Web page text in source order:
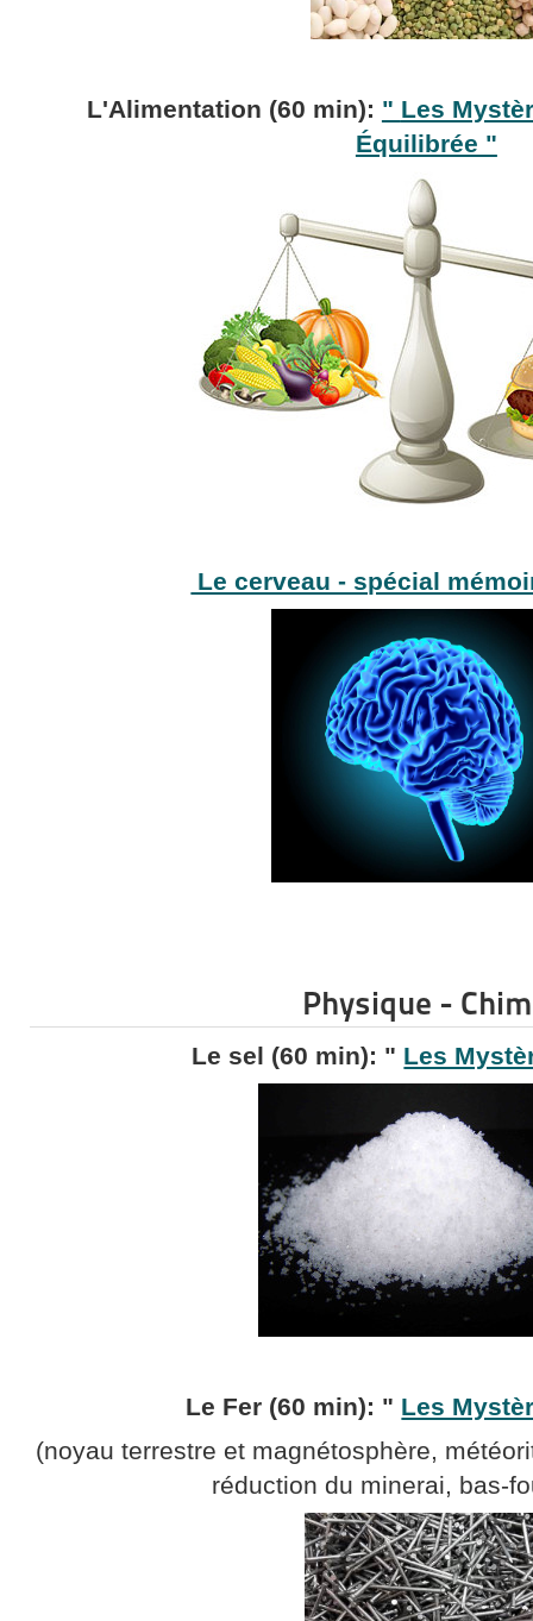
L'Alimentation (60 min): " Les
Équilibrée "
Le cerveau - spécial
Physique -
Le sel (60 min): " Les
Le Fer (60 min): " Les
(noyau terrestre et magnétosphère,
réduction du minerai, bas-